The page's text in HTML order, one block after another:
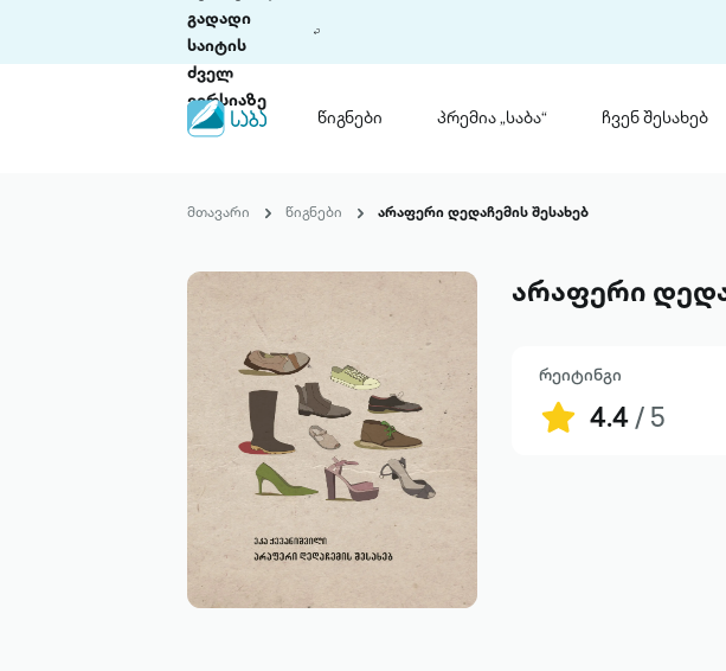
გადადი
საიტის
ძველ
ვერსიაზე
წიგნები პრემია „საბა“
ლიტერატურული პრემია „საბა“
წესდება
საკონკურსო განაცხადი
ჩვენ შესახებ
პაკეტები
მთავარი წიგნები არაფერი დედაჩემის შესახებ
არაფერი
რეიტინგი
4.4/ 5